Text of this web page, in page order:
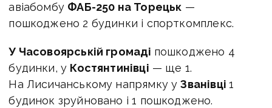
авіабомбу ФАБ-250 на Торецьк —
пошкоджено 2 будинки і спорткомплекс.
У Часовоярській громаді пошкоджено 4
будинки, у Костянтинівці — ще 1.
На Лисичанському напрямку уЗванівці1
будинок зруйновано і 1 пошкоджено.